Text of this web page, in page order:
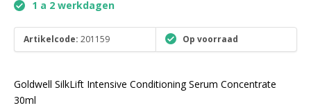
1 a 2 werkdagen
Artikelcode: 201159 Op voorraad
Goldwell SilkLift Intensive Conditioning Serum Concentrate
30ml